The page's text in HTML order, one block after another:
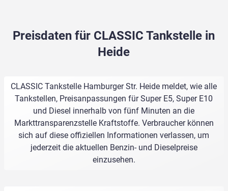
Preisdaten für CLASSIC Tankstelle in
Heide
CLASSIC Tankstelle Hamburger Str. Heide meldet, wie alle
Tankstellen, Preisanpassungen für Super E5, Super E10
und Diesel innerhalb von fünf Minuten an die
Markttransparenzstelle Kraftstoffe. Verbraucher können
sich auf diese offiziellen Informationen verlassen, um
jederzeit die aktuellen Benzin- und Dieselpreise
einzusehen.